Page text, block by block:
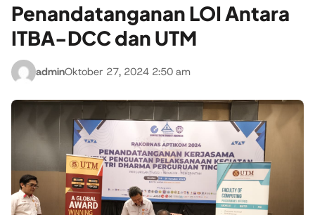
Penandatanganan LOI Antara
ITBA-DCC dan UTM
adminOktober 27, 2024 2:50 am